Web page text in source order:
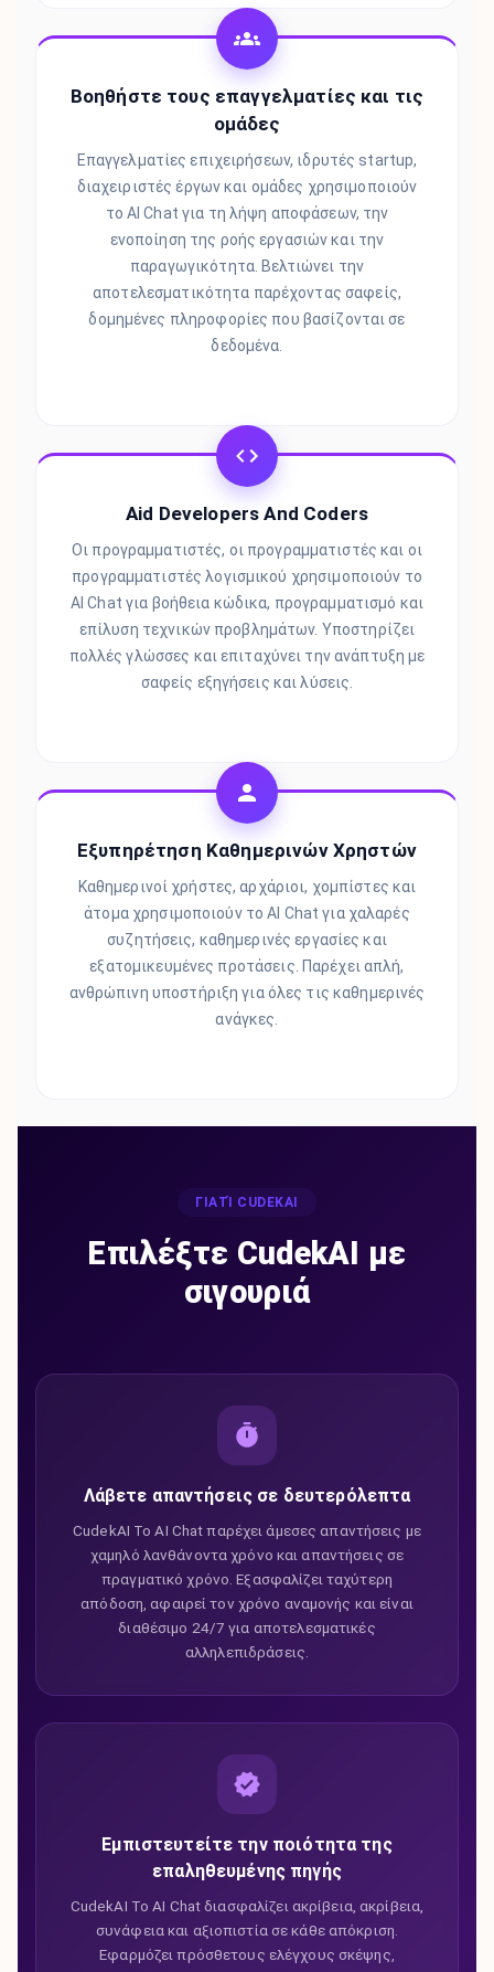
Βοηθήστε τους επαγγελματίες και τις
ομάδες
Επαγγελματίες επιχειρήσεων, ιδρυτές startup,
διαχειριστές έργων και ομάδες χρησιμοποιούν
το AI Chat για τη λήψη αποφάσεων, την
ενοποίηση της ροής εργασιών και την
παραγωγικότητα. Βελτιώνει την
αποτελεσματικότητα παρέχοντας σαφείς,
δομημένες πληροφορίες που βασίζονται σε
δεδομένα.
Aid Developers And Coders
Οι προγραμματιστές, οι προγραμματιστές και οι
προγραμματιστές λογισμικού χρησιμοποιούν το
AI Chat για βοήθεια κώδικα, προγραμματισμό και
επίλυση τεχνικών προβλημάτων. Υποστηρίζει
πολλές γλώσσες και επιταχύνει την ανάπτυξη με
σαφείς εξηγήσεις και λύσεις.
Εξυπηρέτηση Καθημερινών Χρηστών
Καθημερινοί χρήστες, αρχάριοι, χομπίστες και
άτομα χρησιμοποιούν το AI Chat για χαλαρές
συζητήσεις, καθημερινές εργασίες και
εξατομικευμένες προτάσεις. Παρέχει απλή,
ανθρώπινη υποστήριξη για όλες τις καθημερινές
ανάγκες.
ΓΙΑΤΊ CUDEKAI
Επιλέξτε CudekAI με
σιγουριά
Λάβετε απαντήσεις σε δευτερόλεπτα
CudekAI Το AI Chat παρέχει άμεσες απαντήσεις με
χαμηλό λανθάνοντα χρόνο και απαντήσεις σε
πραγματικό χρόνο. Εξασφαλίζει ταχύτερη
απόδοση, αφαιρεί τον χρόνο αναμονής και είναι
διαθέσιμο 24/7 για αποτελεσματικές
αλληλεπιδράσεις.
Εμπιστευτείτε την ποιότητα της
επαληθευμένης πηγής
CudekAI Το AI Chat διασφαλίζει ακρίβεια, ακρίβεια,
συνάφεια και αξιοπιστία σε κάθε απόκριση.
Εφαρμόζει πρόσθετους ελέγχους σκέψης,